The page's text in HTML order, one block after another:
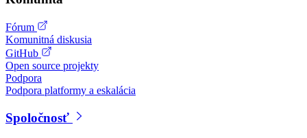
Fórum
Komunitná diskusia
GitHub
Open source projekty
Podpora
Podpora platformy a eskalácia
Spoločnosť